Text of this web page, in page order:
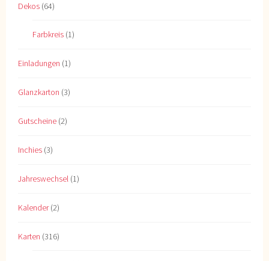
Dekos (64)
Farbkreis (1)
Einladungen (1)
Glanzkarton (3)
Gutscheine (2)
Inchies (3)
Jahreswechsel (1)
Kalender(2)
Karten (316)